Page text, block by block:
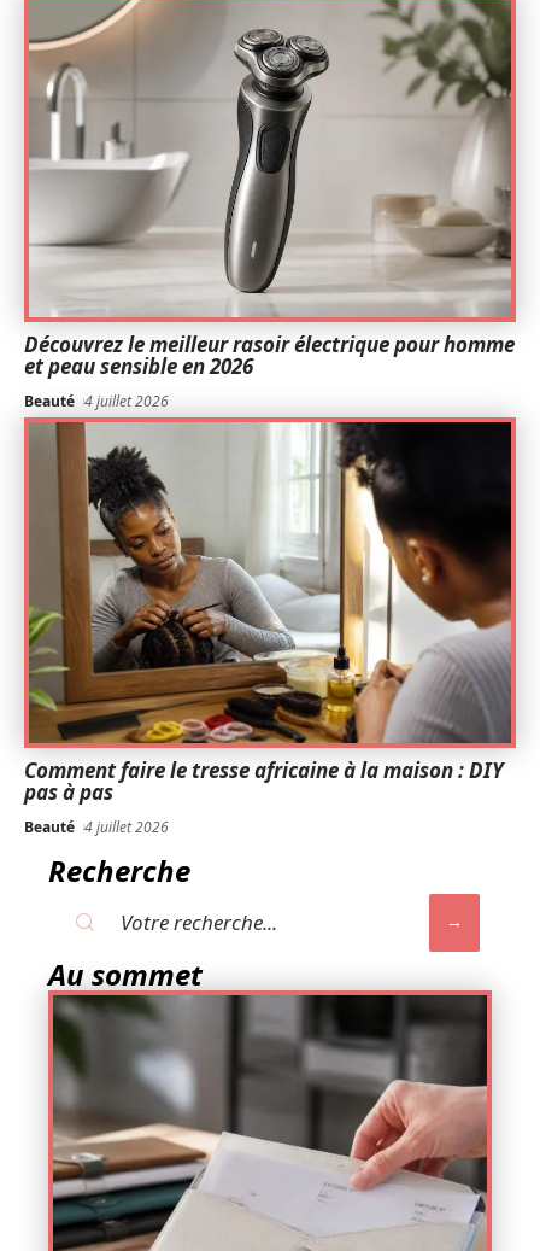
Découvrez le meilleur rasoir électrique pour homme
et peau sensible en 2026
Beauté 4 juillet 2026
Comment faire le tresse africaine à la maison : DIY
pas à pas
Beauté 4 juillet 2026
Recherche
Au sommet